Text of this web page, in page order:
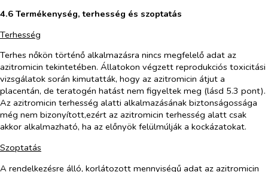
4.6 Termékenység, terhesség és szoptatás
Terhesség
Terhes nőkön történő alkalmazásra nincs megfelelő adat az
azitromicin tekintetében. Állatokon végzett reprodukciós toxicitási
vizsgálatok során kimutatták, hogy az azitromicin átjut a
placentán, de teratogén hatást nem figyeltek meg (lásd 5.3 pont).
Az azitromicin terhesség alatti alkalmazásának biztonságossága
még nem bizonyított,ezért az azitromicin terhesség alatt csak
akkor alkalmazható, ha az előnyök felülmúlják a kockázatokat.
Szoptatás
A rendelkezésre álló, korlátozott mennyiségű adat az azitromicin